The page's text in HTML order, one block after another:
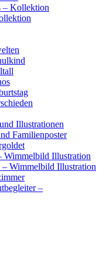
– Kollektion
Illustrationen
Familienposter
Wimmelbild Illustration
Wimmelbild Illustration
–